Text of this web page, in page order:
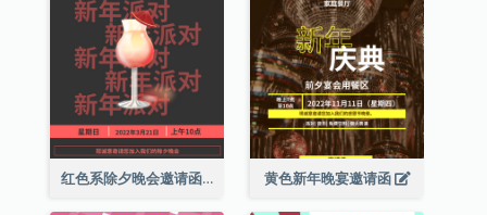
红色系除夕晚会邀请函 黄色新年晚宴邀请函